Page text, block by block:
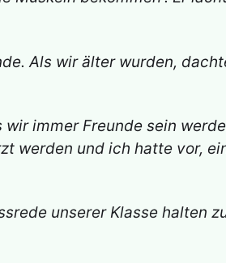
Als wir älter wurden,
immer Freunde sein
werden und ich hatte vor,
unserer Klasse halten